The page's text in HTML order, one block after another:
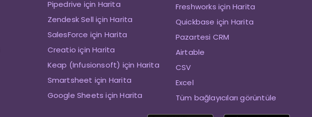
Pipedrive için Harita
Zendesk Sell için Harita
SalesForce için Harita
Creatio için Harita
Keap (Infusionsoft) için Harita
Smartsheet için Harita
Google Sheets için Harita
Freshworks için Harita
Quickbase için Harita
Pazartesi CRM
Airtable
CSV
Excel
Tüm bağlayıcıları görüntüle